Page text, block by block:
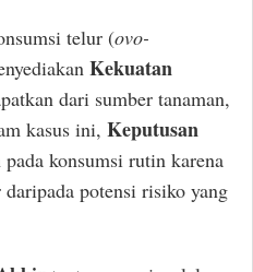
telur (ovo-
Kekuatan
dari sumber tanaman,
kasus ini, Keputusan
konsumsi rutin karena
potensi risiko yang